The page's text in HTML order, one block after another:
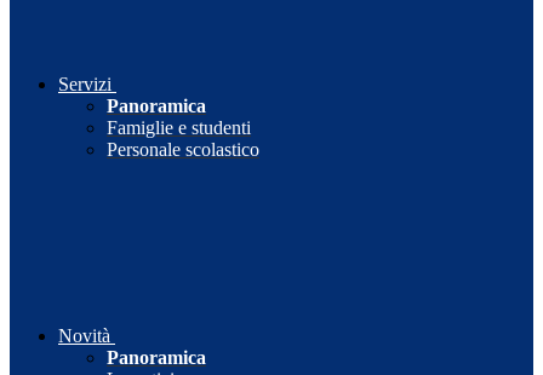
Servizi
Panoramica
Famiglie e studenti
Personale scolastico
Novità
Panoramica